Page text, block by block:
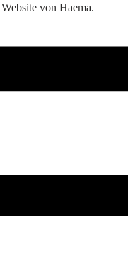
Website von Haema.